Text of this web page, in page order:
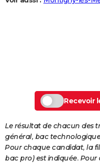
DICTIONNAIRE
Dictionnaire
Biographies
Expressions
Proverbes
PROGRAMME TV
COPAINS D'AVANT
S'inscrire
Se connecter
Lycées
Collèges
Primaires
Universités
Entreprises
Service militaire
Avis de recherche
AVIS DE DÉCÈS
Recevoir
Le résultat de chacun des
général, bac
Pour chaque candidat, la
bac pro) est indiquée.